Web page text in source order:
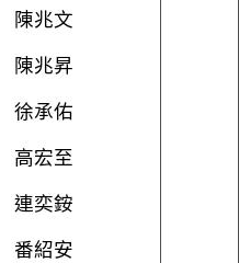
陳兆文
陳兆昇
徐承佑
高宏至
連奕銨
番紹安